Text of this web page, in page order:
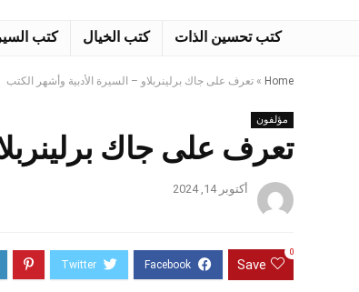
كتب تحسين الذات كتب الخيال كتب
Home
» تعرف على جاك برلينربلاو – السيرة الأدبية وأشهر الكتب
مؤلفون
تعرف على جاك
أكتوبر 14, 2024
Save
0